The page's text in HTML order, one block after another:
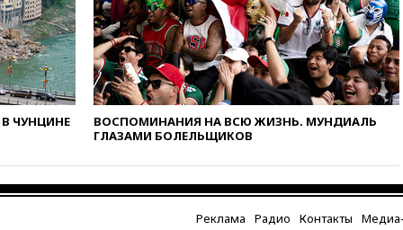
вчера, 22:15Три человека
получили ножевые ранения
при нападении в Чехии
вчера, 22:00 Путин поручил
выделить средства на новые
РЛС для Белгородской
области
вчера, 21:56
отказал Украине в
атак вглубь РФ
вчера, 21:35После пожара на
ЧУНЦИНЕ
ВОСПОМИНАНИЯ НА ВСЮ ЖИЗНЬ. МУНДИАЛЬ
ГЛАЗАМИ БОЛЕЛЬЩИКОВ
Реклама Радио Контакты